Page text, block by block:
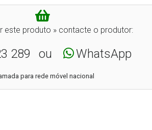
este produto » contacte o produtor:
289 ou WhatsApp
para rede móvel nacional